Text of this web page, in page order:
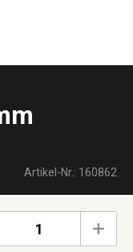
Artikel-Nr.: 160862
1